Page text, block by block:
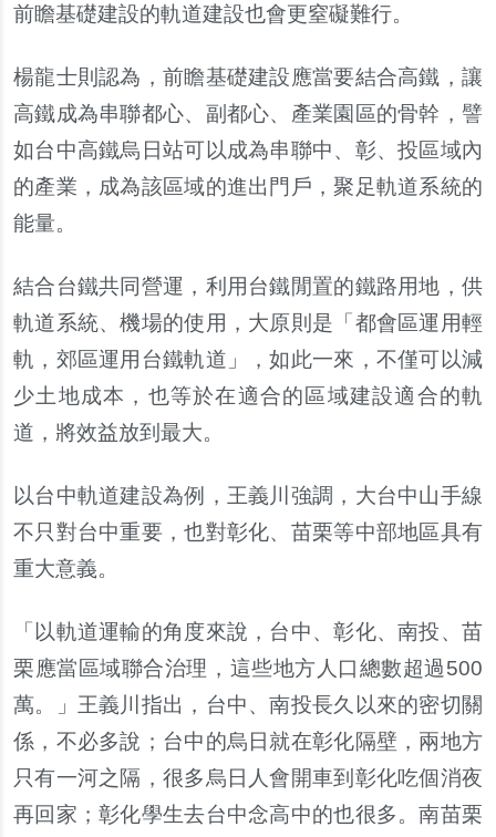
前瞻基礎建設的軌道建設也會更窒礙難行。
楊龍士則認為，前瞻基礎建設應當要結合高鐵，讓
高鐵成為串聯都心、副都心、產業園區的骨幹，譬
如台中高鐵烏日站可以成為串聯中、彰、投區域內
的產業，成為該區域的進出門戶，聚足軌道系統的
能量。
結合台鐵共同營運，利用台鐵閒置的鐵路用地，供
軌道系統、機場的使用，大原則是「都會區運用輕
軌，郊區運用台鐵軌道」，如此一來，不僅可以減
少土地成本，也等於在適合的區域建設適合的軌
道，將效益放到最大。
以台中軌道建設為例，王義川強調，大台中山手線
不只對台中重要，也對彰化、苗栗等中部地區具有
重大意義。
「以軌道運輸的角度來說，台中、彰化、南投、苗
栗應當區域聯合治理，這些地方人口總數超過500
萬。」王義川指出，台中、南投長久以來的密切關
係，不必多說；台中的烏日就在彰化隔壁，兩地方
只有一河之隔，很多烏日人會開車到彰化吃個消夜
再回家；彰化學生去台中念高中的也很多。南苗栗